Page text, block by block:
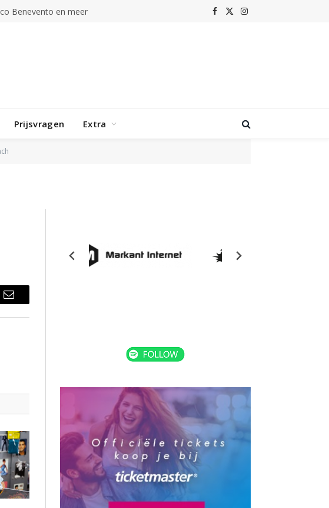
Benevento en meer Facebook
X
Instagram
Prijsvragen Extra
Email